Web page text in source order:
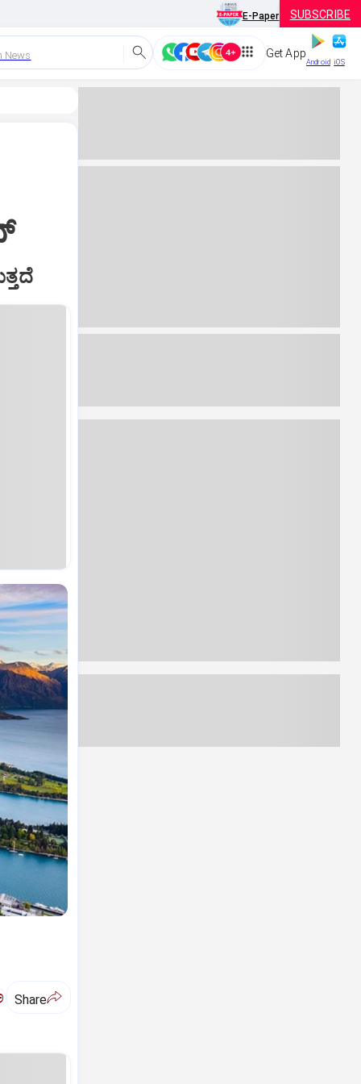
E-Paper SUBSCRIBE
News Get App
Android iOS
Share